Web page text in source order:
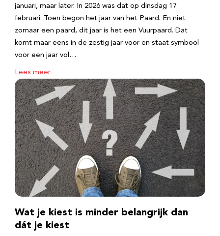
januari, maar later. In 2026 was dat op dinsdag 17
februari. Toen begon het jaar van het Paard. En niet
zomaar een paard, dit jaar is het een Vuurpaard. Dat
komt maar eens in de zestig jaar voor en staat symbool
voor een jaar vol…
Lees meer
Wat je kiest is minder belangrijk dan
dát je kiest